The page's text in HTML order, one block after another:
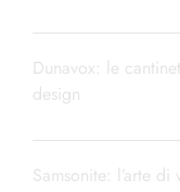
Dunavox: le
design
Samsonite: l’arte